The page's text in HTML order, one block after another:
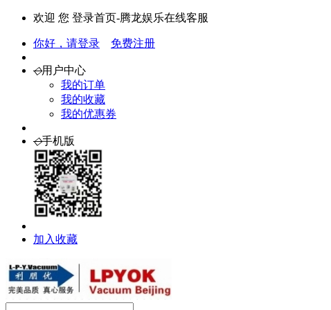
欢迎 您 登录首页-腾龙娱乐在线客服
你好，请登录 免费注册
◇用户中心
我的订单
我的收藏
我的优惠券
◇手机版
加入收藏